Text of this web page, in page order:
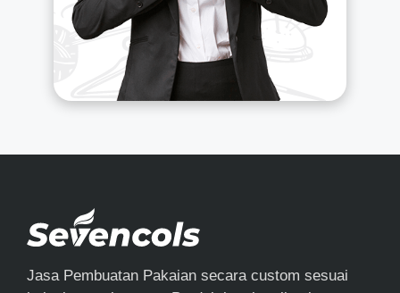
Jasa Pembuatan Pakaian secara custom sesuai